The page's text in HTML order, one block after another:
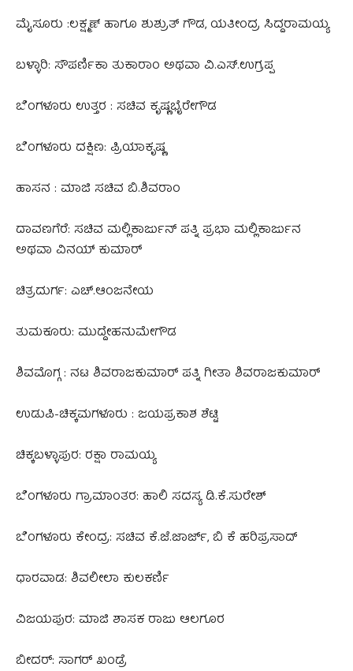
ಮೈಸೂರು :ಲಕ್ಷ್ಮಣ್ ಹಾಗೂ ಶುಶ್ರುತ್ ಗೌಡ, ಯತೀಂದ್ರ ಸಿದ್ದರಾಮಯ್ಯ
ಬಳ್ಳಾರಿ: ಸೌಪರ್ಣಿಕಾ ತುಕಾರಾಂ ಅಥವಾ ವಿ.ಎಸ್‌.ಉಗ್ರಪ್ಪ
ಬೆಂಗಳೂರು ಉತ್ತರ : ಸಚಿವ ಕೃಷ್ಣಭೈರೇಗೌಡ
ಬೆಂಗಳೂರು ದಕ್ಷಿಣ: ಪ್ರಿಯಾಕೃಷ್ಣ
ಹಾಸನ : ಮಾಜಿ ಸಚಿವ ಬಿ.ಶಿವರಾಂ
ದಾವಣಗೆರೆ: ಸಚಿವ ಮಲ್ಲಿಕಾರ್ಜುನ್‌ ಪತ್ನಿ ಪ್ರಭಾ ಮಲ್ಲಿಕಾರ್ಜುನ
ಅಥವಾ ವಿನಯ್ ಕುಮಾರ್‌
ಚಿತ್ರದುರ್ಗ: ಎಚ್.ಆಂಜನೇಯ
ತುಮಕೂರು: ಮುದ್ದೇಹನುಮೇಗೌಡ
ಶಿವಮೊಗ್ಗ : ನಟ ಶಿವರಾಜಕುಮಾರ್‌ ಪತ್ನಿ ಗೀತಾ ಶಿವರಾಜಕುಮಾರ್‌
ಉಡುಪಿ-ಚಿಕ್ಕಮಗಳೂರು : ಜಯಪ್ರಕಾಶ ಶೆಟ್ಟಿ
ಚಿಕ್ಕಬಳ್ಳಾಪುರ: ರಕ್ಷಾ ರಾಮಯ್ಯ
ಬೆಂಗಳೂರು ಗ್ರಾಮಾಂತರ: ಹಾಲಿ ಸದಸ್ಯ ಡಿ.ಕೆ.ಸುರೇಶ್‌
ಬೆಂಗಳೂರು ಕೇಂದ್ರ: ಸಚಿವ ಕೆ.ಜೆ.ಜಾರ್ಜ್‌, ಬಿ ಕೆ ಹರಿಪ್ರಸಾದ್
ಧಾರವಾಡ: ಶಿವಲೀಲಾ ಕುಲಕರ್ಣಿ
ವಿಜಯಪುರ: ಮಾಜಿ ಶಾಸಕ ರಾಜು ಆಲಗೂರ
ಬೀದರ್‌: ಸಾಗರ್‌ ಖಂಡ್ರೆ